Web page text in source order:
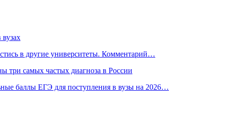
в другие университеты. Комментарий…
три самых частых диагноза в России
баллы ЕГЭ для поступления в вузы на 2026…